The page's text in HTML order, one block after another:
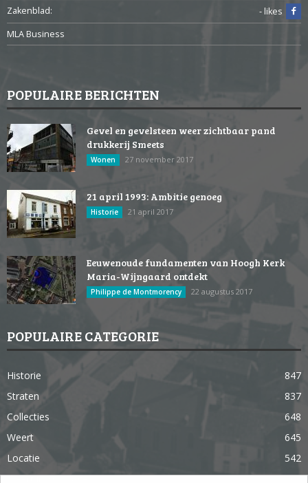
Zakenblad:
- likes
MLA Business
POPULAIRE BERICHTEN
Gevel en gevelsteen weer zichtbaar pand
drukkerij Smeets
Wonen 27 november 2017
21 april 1993: Ambitie genoeg
Historie 21 april 2017
Eeuwenoude fundamenten van Hoogh Kerk
Maria-Wijngaard ontdekt
Philippe de Montmorency 22 augustus 2017
POPULAIRE CATEGORIE
Historie
847
Straten
837
Collecties
648
Weert
645
Locatie
542
Weert in 365 dagen
363